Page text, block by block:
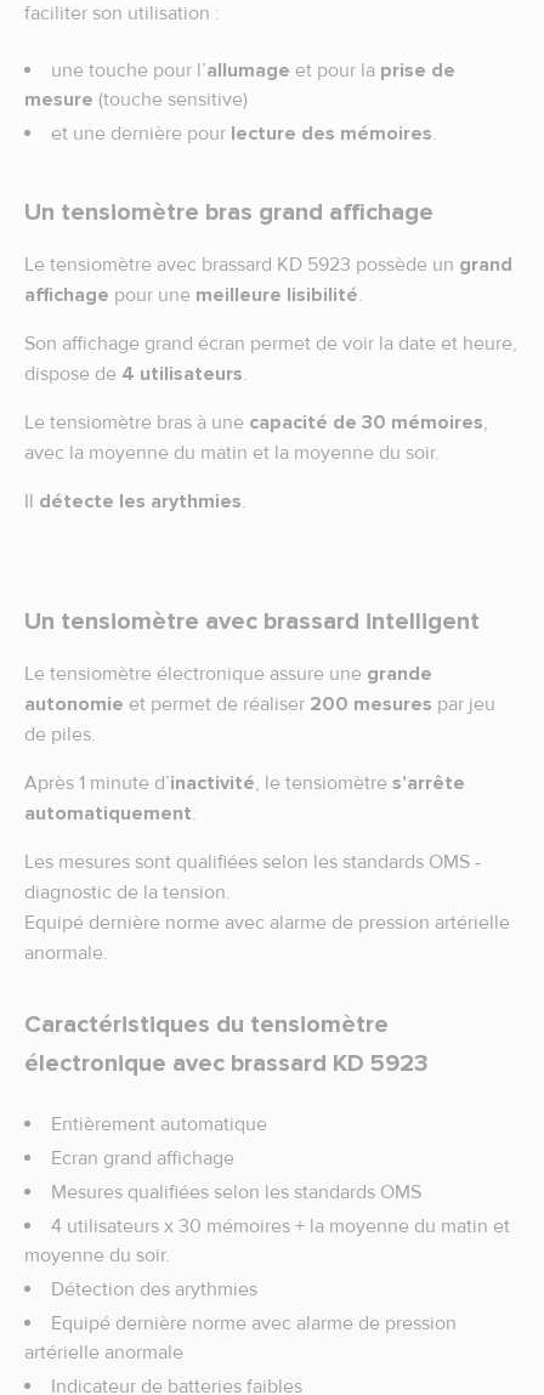
faciliter son utilisation :
une touche pour l’allumage et pour la prise de
mesure (touche sensitive)
et une dernière pour lecture des mémoires.
Un tensiomètre bras grand affichage
Le tensiomètre avec brassard KD 5923 possède un grand
affichage pour une meilleure lisibilité.
Son affichage grand écran permet de voir la date et heure,
dispose de 4 utilisateurs.
Le tensiomètre bras à une capacité de 30 mémoires,
avec la moyenne du matin et la moyenne du soir.
Il détecte les arythmies.
Un tensiomètre avec brassard intelligent
Le tensiomètre électronique assure une grande
autonomie et permet de réaliser 200 mesures par jeu
de piles.
Après 1 minute d’inactivité, le tensiomètre s’arrête
automatiquement.
Les mesures sont qualifiées selon les standards OMS -
diagnostic de la tension.
Equipé dernière norme avec alarme de pression artérielle
anormale.
Caractéristiques du tensiomètre
électronique avec brassard KD 5923
Entièrement automatique
Ecran grand affichage
Mesures qualifiées selon les standards OMS
4 utilisateurs x 30 mémoires + la moyenne du matin et
moyenne du soir.
Détection des arythmies
Equipé dernière norme avec alarme de pression
artérielle anormale
Indicateur de batteries faibles